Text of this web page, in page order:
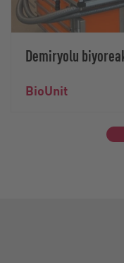
Demiryolu
BioUnit